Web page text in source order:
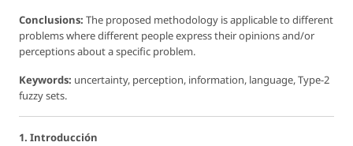
Conclusions: The proposed methodology is applicable to different
problems where different people express their opinions and/or
perceptions about a specific problem.
Keywords: uncertainty, perception, information, language, Type-2
fuzzy sets.
1. Introducción